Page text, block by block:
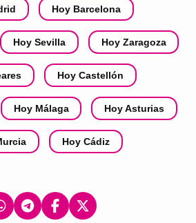
Hoy Barcelona
Hoy Sevilla Hoy Zaragoza
Hoy Castellón
Hoy Málaga Hoy Asturias
Hoy Cádiz